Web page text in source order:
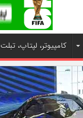
کامپیوتر، لپتاپ، تبلت